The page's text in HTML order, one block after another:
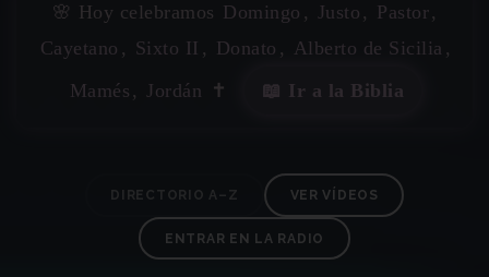
🌸 Hoy celebramos Domingo , Justo , Pastor,
Cayetano , Sixto II , Donato , Alberto de Sicilia ,
Mamés , Jordán ✝️ 📖 Ir a la Biblia
DIRECTORIO A–Z VER VÍDEOS
ENTRAR EN LA RADIO